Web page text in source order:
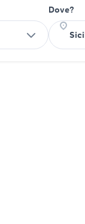
Dove?